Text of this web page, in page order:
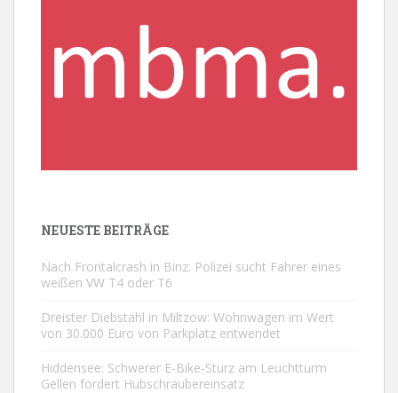
NEUESTE BEITRÄGE
Nach Frontalcrash in Binz: Polizei sucht Fahrer eines
weißen VW T4 oder T6
Dreister Diebstahl in Miltzow: Wohnwagen im Wert
von 30.000 Euro von Parkplatz entwendet
Hiddensee: Schwerer E-Bike-Sturz am Leuchtturm
Gellen fordert Hubschraubereinsatz